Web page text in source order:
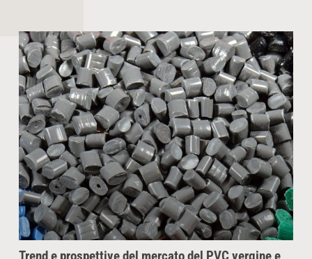
Trend e prospettive del mercato del PVC vergine e